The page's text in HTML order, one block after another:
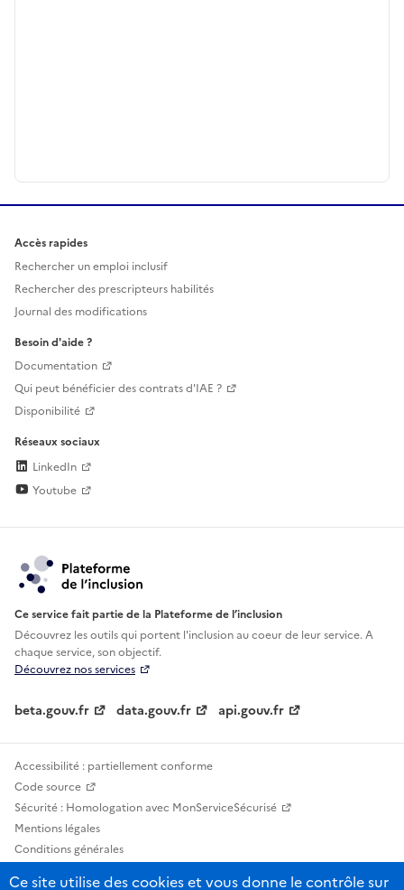
Accès rapides
Rechercher un emploi inclusif
Rechercher des prescripteurs habilités
Journal des modifications
Besoin d'aide ?
Documentation
Qui peut bénéficier des contrats d'IAE ?
Disponibilité
Réseaux sociaux
LinkedIn
Youtube
Ce service fait partie de la Plateforme de l’inclusion
Découvrez les outils qui portent l'inclusion aucoeur de leur service. A
chaque service, son objectif.
Découvrez nos services
beta.gouv.fr data.gouv.fr api.gouv.fr
Accessibilité : partiellement conforme
Code source
Sécurité : Homologation avec MonServiceSécurisé
Mentions légales
Conditions générales
Ce site utilise des cookies et vous donne le contrôle sur